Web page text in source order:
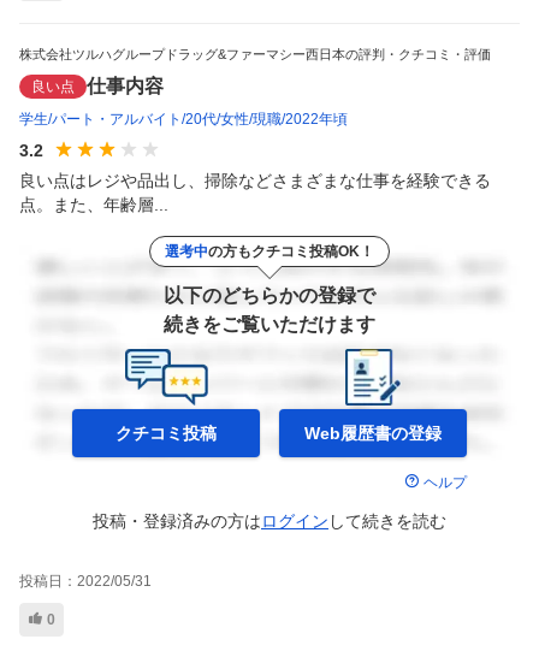
株式会社ツルハグループドラッグ&ファーマシー西日本の評判・クチコミ・評価
良い点 仕事内容
学生 パート・アルバイト 20代 女性 現職 2022年頃
3.2
良い点はレジや品出し、掃除などさまざまな仕事を経験できる
点。また、年齢層...
選考中の方もクチコミ投稿OK！
以下のどちらかの登録で
続きをご覧いただけます
クチコミ投稿 Web履歴書の登録
ヘルプ
投稿・登録済みの方はログイン して続きを読む
投稿日： 2022/05/31
0